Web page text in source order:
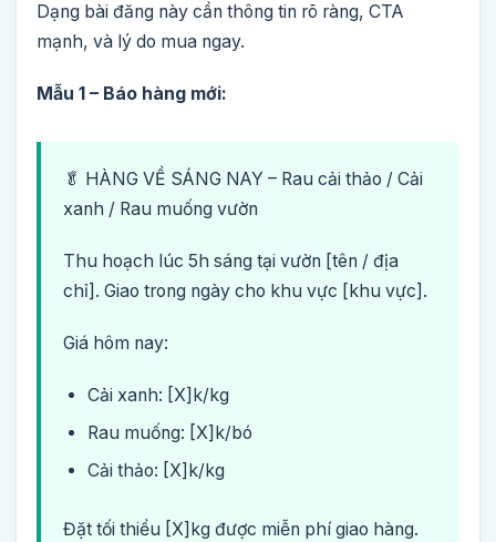
Dạng bài đăng này cần thông tin rõ ràng, CTA
mạnh, và lý do mua ngay.
Mẫu 1 – Báo hàng mới:
🥬 HÀNG VỀ SÁNG NAY – Rau cải thảo / Cải
xanh / Rau muống vườn
Thu hoạch lúc 5h sáng tại vườn [tên / địa
chỉ]. Giao trong ngày cho khu vực [khu vực].
Giá hôm nay:
Cải xanh: [X]k/kg
Rau muống: [X]k/bó
Cải thảo: [X]k/kg
Đặt tối thiểu [X]kg được miễn phí giao hàng.